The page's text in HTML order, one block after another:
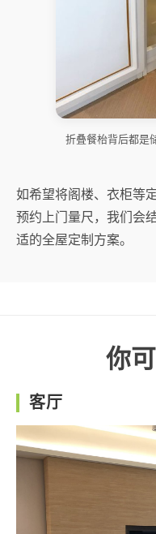
折叠餐枱背后都是
如希望将阁楼、衣柜等
预约上门量尺，我们会
适的全屋定制方案。
你
客厅